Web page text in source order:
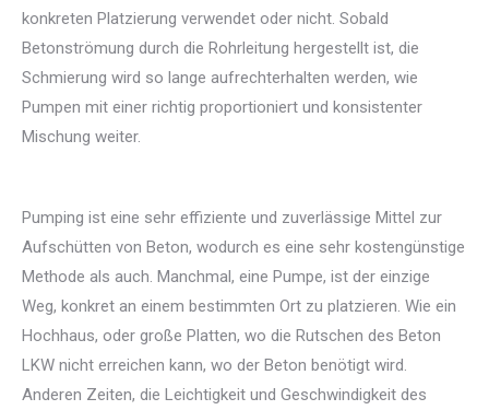
konkreten Platzierung verwendet oder nicht. Sobald
Betonströmung durch die Rohrleitung hergestellt ist, die
Schmierung wird so lange aufrechterhalten werden, wie
Pumpen mit einer richtig proportioniert und konsistenter
Mischung weiter.
Pumping ist eine sehr effiziente und zuverlässige Mittel zur
Aufschütten von Beton, wodurch es eine sehr kostengünstige
Methode als auch. Manchmal, eine Pumpe, ist der einzige
Weg, konkret an einem bestimmten Ort zu platzieren. Wie ein
Hochhaus, oder große Platten, wo die Rutschen des Beton
LKW nicht erreichen kann, wo der Beton benötigt wird.
Anderen Zeiten, die Leichtigkeit und Geschwindigkeit des